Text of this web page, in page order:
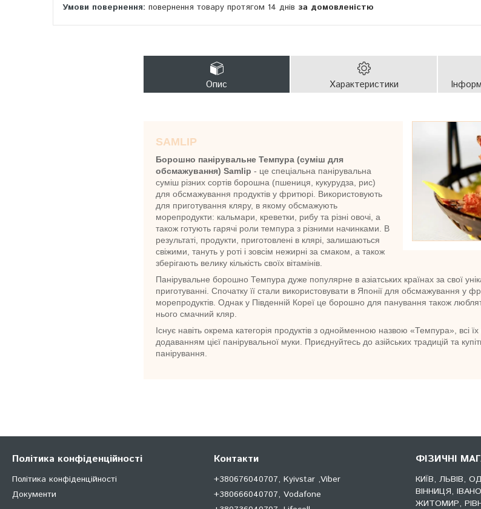
повернення товару протягом 14 днів за домовленістю
Опис Характеристики
SAMLIP
Борошно панірувальне Темпура (суміш для
обсмажування) Samlip - це спеціальна панірувальна
суміш різних сортів борошна (пшениця, кукурудза, рис)
для обсмажування продуктів у фритюрі. Використовують
для приготування кляру, в якому обсмажують
морепродукти: кальмари, креветки, рибу та різні овочі, а
також готують гарячі роли темпура з різними начинками. В
результаті, продукти, приготовлені в клярі, залишаються
свіжими, тануть у роті і зовсім нежирні за смаком, а також
зберігають велику кількість своїх вітамінів.
Панірувальне борошно Темпура дуже популярне в азіатських країнах за свої
приготуванні. Спочатку її стали використовувати в Японії для обсмажування у
морепродуктів. Однак у Південній Кореї це борошно для панування також
нього смачний кляр.
Існує навіть окрема категорія продуктів з однойменною назвою «Темпура», всі
додаванням цієї панірувальної муки. Приєднуйтесь до азійських традицій та
панірування.
Політика конфіденційності
Політика конфіденційності
Документи
Контакти
+380676040707, Kyivstar ,Viber
+380666040707, Vodafone
ФІЗИЧНІ
КИЇВ, ЛЬВІВ,
ВІННИЦЯ,
ЖИТОМИР,